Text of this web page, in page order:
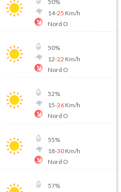
50%
14-25 Km/h
Nord O
50%
12-22 Km/h
Nord O
52%
15-26Km/h
Nord O
55%
18-30Km/h
Nord O
57%